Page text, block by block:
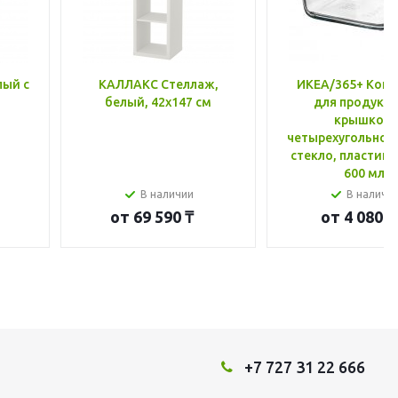
с
КАЛЛАКС Стеллаж,
белый, 42x147 см
В наличии
от 69 590 ₸
ИКЕА/365+
для
крышкой,
стекло, пластик
600 мл
В
от 4 080 ₸
+7 727 31 22 666